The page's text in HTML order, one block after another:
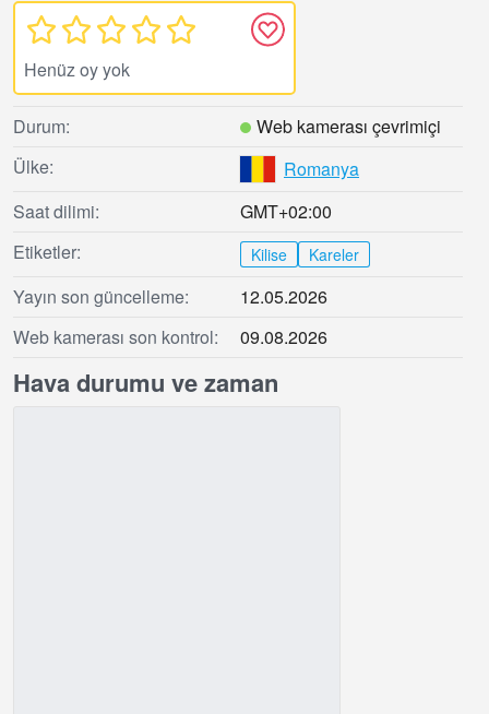
Henüz oy yok
Durum:
Web kamerası çevrimiçi
Ülke:
Romanya
Saat dilimi:
GMT+02:00
Etiketler:
Kilise Kareler
Yayın son güncelleme:
12.05.2026
Web kamerası son kontrol:
09.08.2026
Hava durumu ve zaman